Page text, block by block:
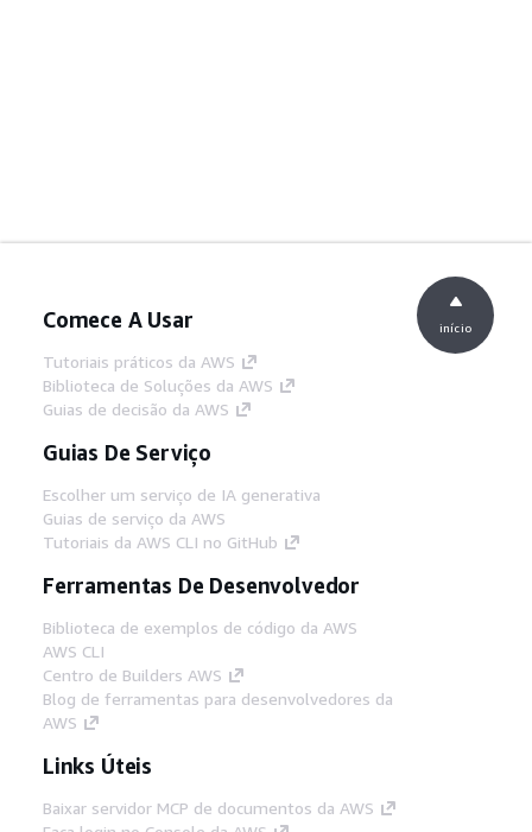
Comece A Usar
Tutoriais práticos da AWS
Biblioteca de Soluções da AWS
Guias de decisão da AWS
Guias De Serviço
Escolher um serviço de IA generativa
Guias de serviço da AWS
Tutoriais da AWS CLI no GitHub
Ferramentas De Desenvolvedor
Biblioteca de exemplos de código da AWS
AWS CLI
Centro de Builders AWS
Blog de ferramentas para desenvolvedores da
AWS
Links Úteis
Baixar servidor MCP de documentos da AWS
início